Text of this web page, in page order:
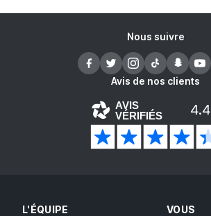
Nous suivre
Avis de nos clients
AVIS
VÉRIFIÉS 4.4
L'ÉQUIPE VOUS